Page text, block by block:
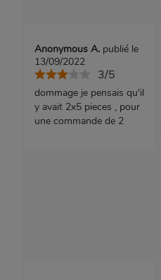
Anonymous A. publié le
13/09/2022
3/5
dommage je pensais qu'il
y avait 2x5 pieces , pour
une commande de 2